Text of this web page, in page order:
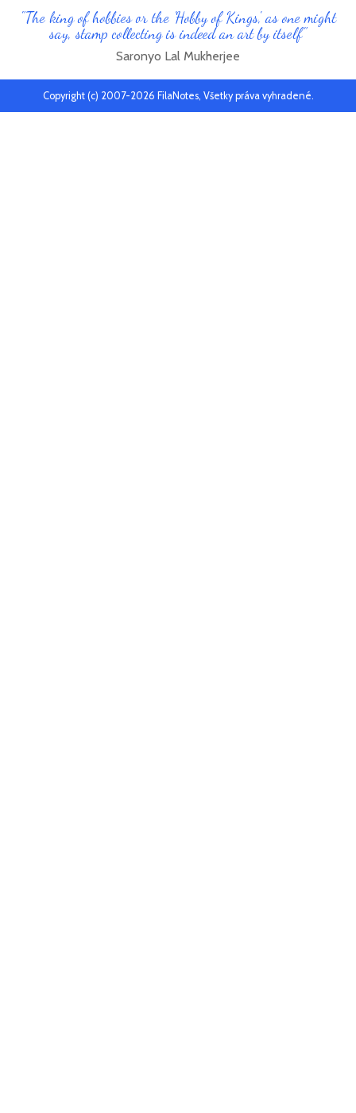
"The king of hobbies or the 'Hobby of Kings', as one might
say, stamp collecting is indeed an art by itself"
Saronyo Lal Mukherjee
Copyright (c) 2007-2026 FilaNotes, Všetky práva vyhradené.